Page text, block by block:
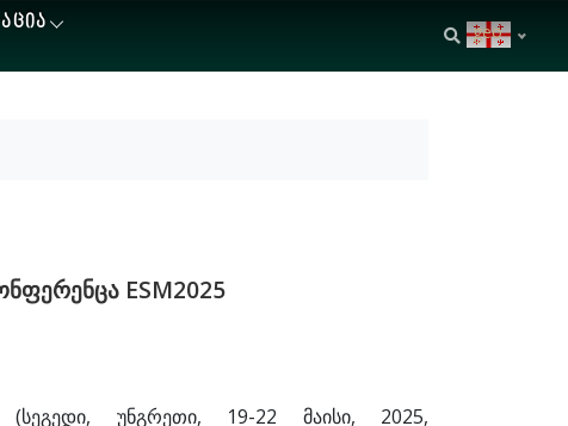
geo
ESM2025
(სეგედი, უნგრეთი, 19-22 მაისი, 2025,